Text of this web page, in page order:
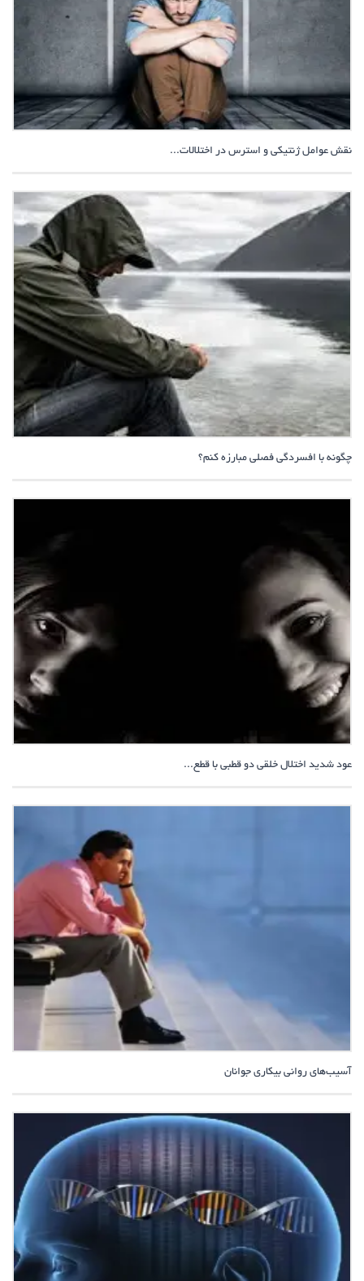
نقش عوامل ژنتیکی و استرس‌ در اختلالات...
چگونه با افسردگی فصلی مبارزه کنم؟
عود شدید اختلال خلقی دو قطبی با قطع...
آسیب‌های روانی بیکاری جوانان